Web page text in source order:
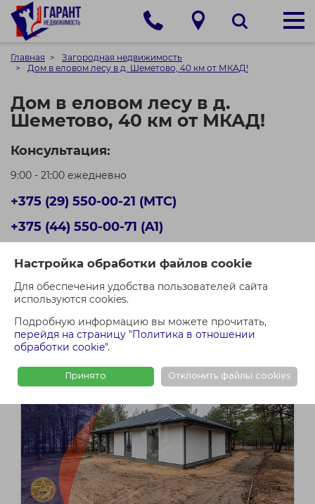
Настройка обработки файлов cookie
Для обеспечения удобства пользователей сайта
используются cookies.
Подробную информацию вы можете прочитать,
перейдя на страницу "Политика в отношении
обработки cookie".
Принято Отклонить файлы cookies
Главная
Загородная недвижимость
Дом в еловом лесу в д. Шеметово, 40 км от МКАД!
Дом в еловом лесу в д.
Шеметово, 40 км от МКАД!
Консультация:
9:00 - 21:00 ежедневно
+375 (29) 550-00-21 (МТС)
+375 (44) 550-00-71 (A1)